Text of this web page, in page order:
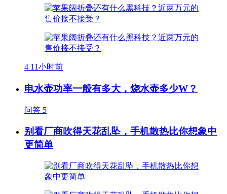
4 11小时前
电水壶功率一般有多大，烧水壶多少W？
问答 5
别看厂商吹得天花乱坠，手机散热比你想象中
更简单